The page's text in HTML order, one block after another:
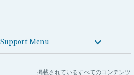
Support Menu
掲載されているすべてのコンテンツ